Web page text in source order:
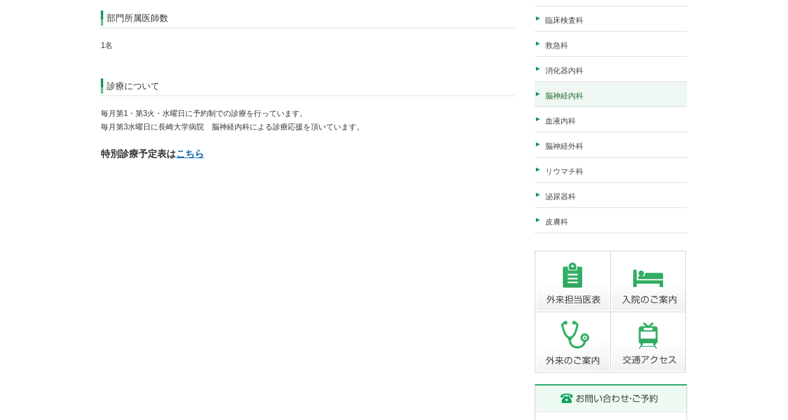
部門所属医師数
1名
診療について
毎月第1・第3火・水曜日に予約制での診療を行っています。
毎月第3水曜日に長崎大学病院 脳神経内科による診療応援を頂いています。
特別診療予定表はこちら
臨床検査科
救急科
消化器内科
脳神経内科
血液内科
脳神経外科
リウマチ科
泌尿器科
皮膚科